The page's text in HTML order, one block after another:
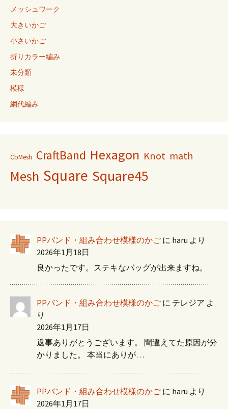
メッシュワーク
大きいかご
小さいかご
折りカラー編み
未分類
模様
網代編み
CbMesh CraftBand Hexagon Knot math
Mesh Square Square45
PPバンド・組み合わせ模様のかご に haru より
2026年1月18日
良かったです。ステキなバッグが出来ますね。
PPバンド・組み合わせ模様のかご に テレジア よ
り
2026年1月17日
返事ありがとうございます。 間違えてた原因が分
かりました。 本当にありが…
PPバンド・組み合わせ模様のかご に haru より
2026年1月17日